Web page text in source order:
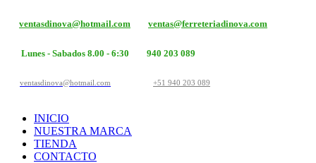
ventasdinova@hotmail.com ventas@ferreteriadinova.com
Lunes - Sabados 8.00 - 6:30 940 203 089
ventasdinova@hotmail.com +51 940 203 089
INICIO
NUESTRA MARCA
TIENDA
CONTACTO